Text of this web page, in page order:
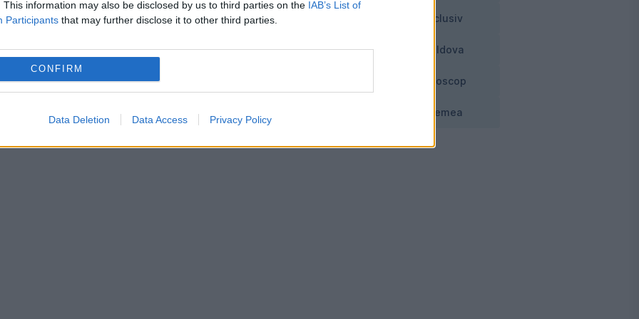
This information may also be disclosed by us to third parties on the IAB’s List of
Participants that may further disclose it to other third parties.
CONFIRM
Data Deletion Data Access Privacy Policy
și ar fi îmbolnăvit alte 4. Mai mulți
grav, fie au murit.
a comis crimele. El va fi evaluat psihiatric
Exclusiv
Moldova
Horoscop
Vremea